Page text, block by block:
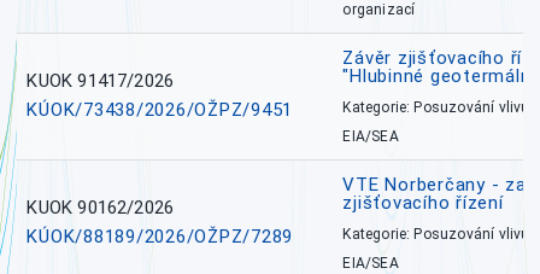
organizací
KUOK 91417/2026
KÚOK/73438/2026/OŽPZ/9451
Závěr zjišťovacího
"Hlubinné
Kategorie: Posuzování vlivů
EIA/SEA
KUOK 90162/2026
KÚOK/88189/2026/OŽPZ/7289
VTE Norberčany -
zjišťovacího řízení
Kategorie: Posuzování vlivů
EIA/SEA